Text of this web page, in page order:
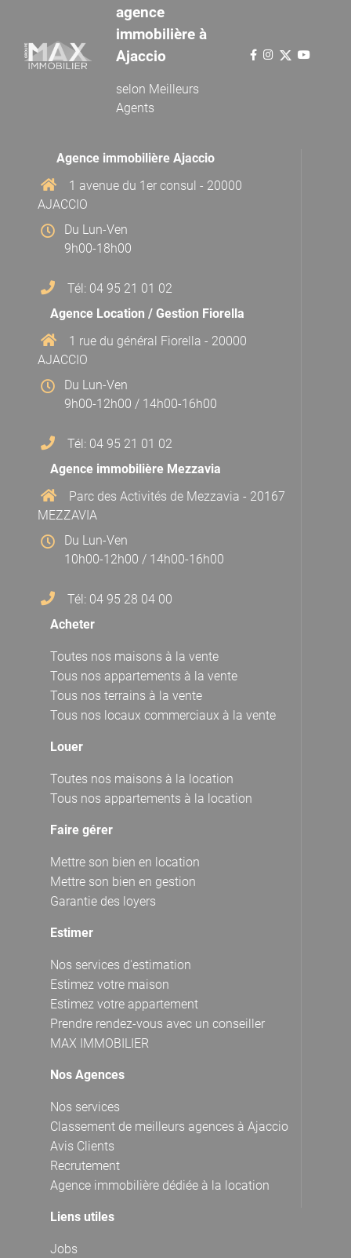
agence
immobilière à
Ajaccio
selon Meilleurs
Agents
Agence immobilière Ajaccio
1 avenue du 1er consul - 20000
AJACCIO
Du Lun-Ven
9h00-18h00
Tél: 04 95 21 01 02
Agence Location / Gestion Fiorella
1 rue du général Fiorella - 20000
AJACCIO
Du Lun-Ven
9h00-12h00 / 14h00-16h00
Tél: 04 95 21 01 02
Agence immobilière Mezzavia
Parc des Activités de Mezzavia - 20167
MEZZAVIA
Du Lun-Ven
10h00-12h00 / 14h00-16h00
Tél: 04 95 28 04 00
Acheter
Toutes nos maisons à la vente
Tous nos appartements à la vente
Tous nos terrains à la vente
Tous nos locaux commerciaux à la vente
Louer
Toutes nos maisons à la location
Tous nos appartements à la location
Faire gérer
Mettre son bien en location
Mettre son bien en gestion
Garantie des loyers
Estimer
Nos services d'estimation
Estimez votre maison
Estimez votre appartement
Prendre rendez-vous avec un conseiller
MAX IMMOBILIER
Nos Agences
Nos services
Classement de meilleurs agences à Ajaccio
Avis Clients
Recrutement
Agence immobilière dédiée à la location
Liens utiles
Jobs